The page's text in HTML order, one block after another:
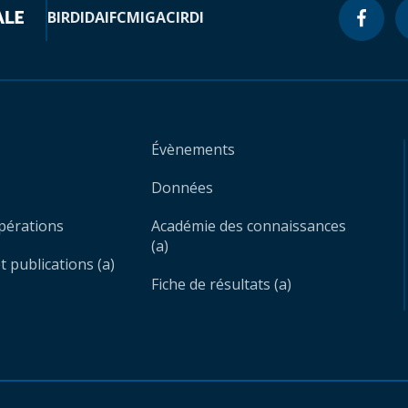
BIRDIDAIFCMIGACIRDI
publications (a)
Évènements
Données
Académie des connaissances
(a)
Fiche de résultats (a)